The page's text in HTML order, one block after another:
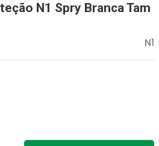
N1 Spry Branca Tam
N1